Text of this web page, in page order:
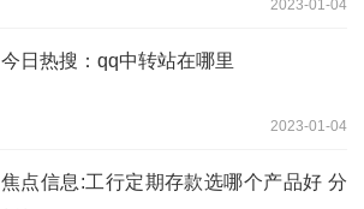
2023-01-04
今日热搜：qq中转站在哪里
2023-01-04
焦点信息:工行定期存款选哪个产品好 分